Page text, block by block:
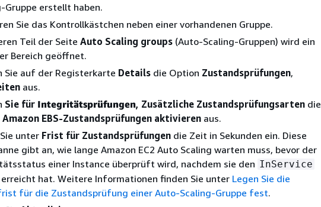
Gruppe erstellt haben.
Sie das Kontrollkästchen neben einer vorhandenen Gruppe.
Teil der Seite Auto Scaling groups (Auto-Scaling-Gruppen) wird ein
Bereich geöffnet.
Sie auf der Registerkarte Details die Option Zustandsprüfungen,
aus.
Sie für Integritätsprüfungen, Zusätzliche Zustandsprüfungsarten die
Amazon EBS-Zustandsprüfungen aktivieren aus.
unter Frist für Zustandsprüfungen die Zeit in Sekunden ein. Diese
gibt an, wie lange Amazon EC2 Auto Scaling warten muss, bevor der
einer Instance überprüft wird, nachdem sie den InService
hat. Weitere Informationen finden Sie unter Legen Sie die
für die Zustandsprüfung einer Auto-Scaling-Gruppe fest.